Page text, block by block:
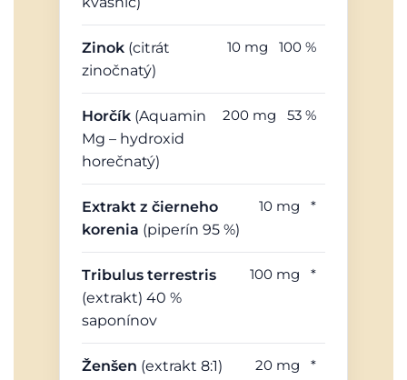
Zinok (citrát
zinočnatý)
10 mg 100 %
Horčík (Aquamin
Mg – hydroxid
horečnatý)
200 mg 53 %
Extrakt z čierneho
korenia (piperín 95 %)
10 mg *
Tribulus terrestris
(extrakt) 40 %
saponínov
100 mg *
Ženšen (extrakt 8:1) 20 mg *